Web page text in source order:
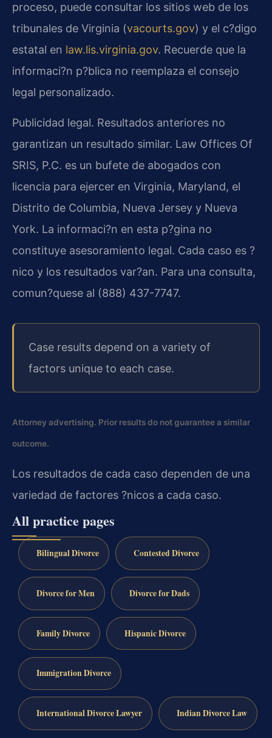
proceso, puede consultar los sitios web de los
tribunales de Virginia (vacourts.gov) y el c?digo
estatal en law.lis.virginia.gov. Recuerde que la
informaci?n p?blica no reemplaza el consejo
legal personalizado.
Publicidad legal. Resultados anteriores no
garantizan un resultado similar. Law Offices Of
SRIS, P.C. es un bufete de abogados con
licencia para ejercer en Virginia, Maryland, el
Distrito de Columbia, Nueva Jersey y Nueva
York. La informaci?n en esta p?gina no
constituye asesoramiento legal. Cada caso es ?
nico y los resultados var?an. Para una consulta,
comun?quese al (888) 437-7747.
Case results depend on a variety of
factors unique to each case.
Attorney advertising. Prior results do not guarantee a similar
outcome.
Los resultados de cada caso dependen de una
variedad de factores ?nicos a cada caso.
All practice pages
Bilingual Divorce Contested Divorce
Divorce for Men Divorce for Dads
Family Divorce Hispanic Divorce
Immigration Divorce
International Divorce Lawyer Indian Divorce Law